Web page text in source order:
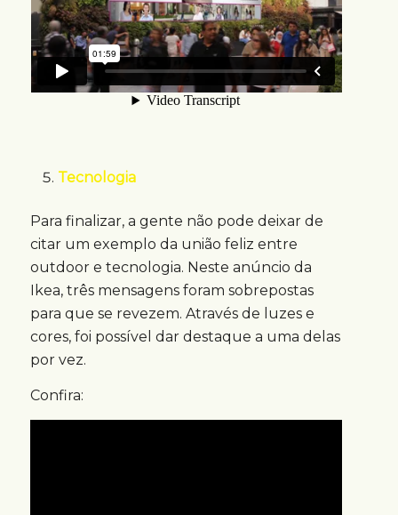
Tecnologia
Para finalizar, a gente não pode deixar de
citar um exemplo da união feliz entre
outdoor e tecnologia. Neste anúncio da
Ikea, três mensagens foram sobrepostas
para que se revezem. Através de luzes e
cores, foi possível dar destaque a uma delas
por vez.
Confira: